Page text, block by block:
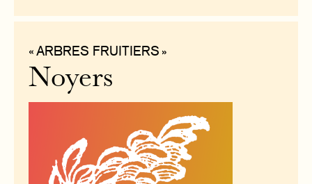
« ARBRES FRUITIERS »
Noyers